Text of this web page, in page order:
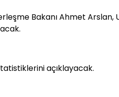
Bakanı Ahmet Arslan,
açıklayacak.